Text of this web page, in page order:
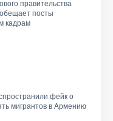
правительства
посты
кадрам
фейк о
мигрантов в Армению